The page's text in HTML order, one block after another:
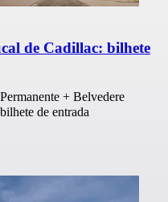
de Cadillac: bilhete
+ Belvedere
de entrada